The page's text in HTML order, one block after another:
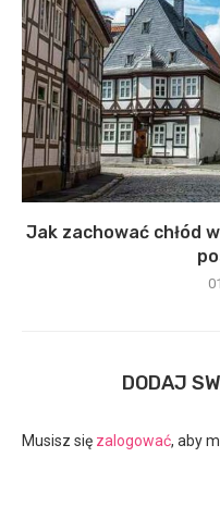
Jak zachować chłód
DODAJ
Musisz się zalogować, aby